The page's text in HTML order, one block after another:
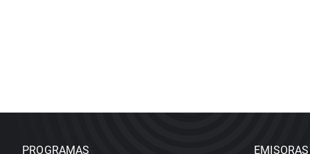
PROGRAMAS EMISORAS